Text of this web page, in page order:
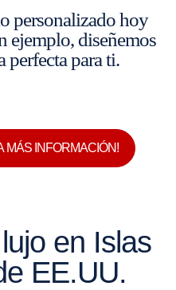
personalizado hoy
ejemplo, diseñemos
perfecta para ti.
MÁS INFORMACIÓN!
en Islas
EE.UU.